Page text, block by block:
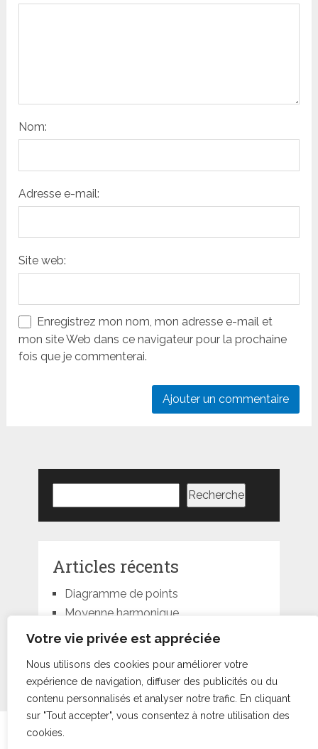
Votre vie privée est appréciée
Nous utilisons des cookies pour améliorer votre
expérience de navigation, diffuser des publicités ou du
contenu personnalisés et analyser notre trafic. En cliquant
sur "Tout accepter", vous consentez à notre utilisation des
cookies.
Nom:
Adresse e-mail:
Site web:
Enregistrez mon nom, mon adresse e-mail et
mon site Web dans ce navigateur pour la prochaine
fois que je commenterai.
Recherche
Articles récents
Diagramme de points
Moyenne harmonique
Moyenne géométrique
Moyenne pondérée
Statorials